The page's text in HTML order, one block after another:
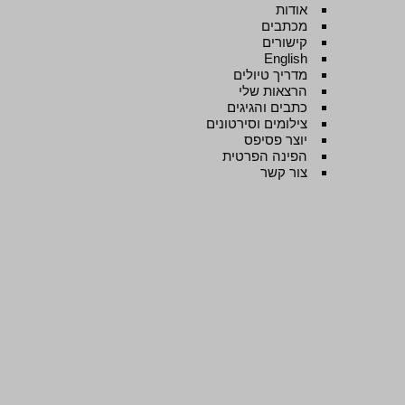
אודות
מכתבים
קישורים
English
מדריך טיולים
הרצאות שלי
כתבים והגיגים
צילומים וסירטונים
יוצר פסיפס
הפינה הפרטית
צור קשר